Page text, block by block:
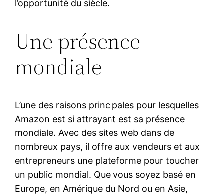
l’opportunité du siècle.
Une présence
mondiale
L’une des raisons principales pour lesquelles
Amazon est si attrayant est sa présence
mondiale. Avec des sites web dans de
nombreux pays, il offre aux vendeurs et aux
entrepreneurs une plateforme pour toucher
un public mondial. Que vous soyez basé en
Europe, en Amérique du Nord ou en Asie,